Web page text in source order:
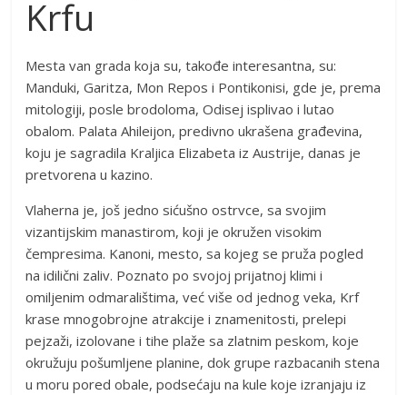
Krfu
Mesta van grada koja su, takođe interesantna, su:
Manduki, Garitza, Mon Repos i Pontikonisi, gde je, prema
mitologiji, posle brodoloma, Odisej isplivao i lutao
obalom. Palata Ahileijon, predivno ukrašena građevina,
koju je sagradila Kraljica Elizabeta iz Austrije, danas je
pretvorena u kazino.
Vlaherna je, još jedno sićušno ostrvce, sa svojim
vizantijskim manastirom, koji je okružen visokim
čempresima. Kanoni, mesto, sa kojeg se pruža pogled
na idilični zaliv. Poznato po svojoj prijatnoj klimi i
omiljenim odmaralištima, već više od jednog veka, Krf
krase mnogobrojne atrakcije i znamenitosti, prelepi
pejzaži, izolovane i tihe plaže sa zlatnim peskom, koje
okružuju pošumljene planine, dok grupe razbacanih stena
u moru pored obale, podsećaju na kule koje izranjaju iz